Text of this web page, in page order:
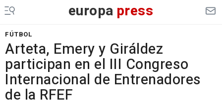
europa press
FÚTBOL
Arteta, Emery y Giráldez
participan en el III Congreso
Internacional de Entrenadores
de la RFEF